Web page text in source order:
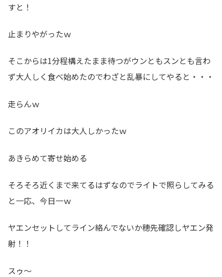
すと！
止まりやがったｗ
そこからは1分程構えたまま待つがウンともスンとも言わ
ず大人しく食べ始めたのでわざと乱暴にしてやると・・・
走らんｗ
このアオリイカは大人しかったｗ
あきらめて寄せ始める
そろそろ近くまで来てるはずなのでライトで照らしてみる
と一応、今日一ｗ
ヤエンセットしてライン絡んでないか穂先確認しヤエン発
射！！
スゥ～